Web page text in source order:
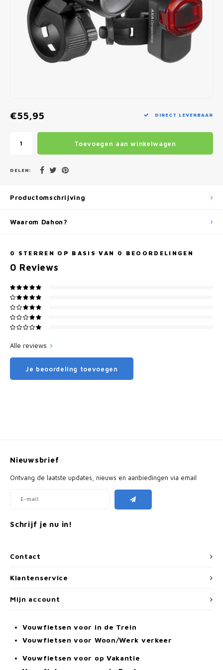
Fietscomputers
Verlichting
Zadeltassen
€55,95 DIRECT LEVERBAAR
Toevoegen aan winkelwagen
DELEN:
Productomschrijving
Waarom Dahon?
0 STERREN OP BASIS VAN 0 BEOORDELINGEN
0 Reviews
Alle reviews
Je beoordeling toevoegen
Contact
Nieuwsbrief
Ontvang de laatste updates, nieuws en aanbiedingen via email
Schrijf je nu in!
Klantenservice
Mijn account
Vouwfietsen voor in de Trein
Vouwfietsen voor Woon/Werk verkeer
Vouwfietsen voor op Vakantie